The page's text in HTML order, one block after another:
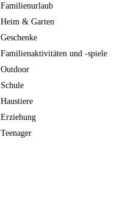
Familienurlaub
Heim & Garten
Geschenke
Familienaktivitäten und -spiele
Outdoor
Schule
Haustiere
Erziehung
Teenager